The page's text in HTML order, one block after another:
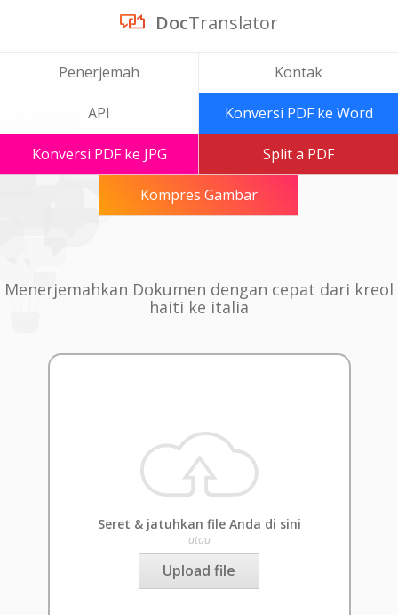
DocTranslator
Penerjemah Kontak
API Konversi PDF ke Word
Konversi PDF ke JPG Split a PDF
Kompres Gambar
Menerjemahkan Dokumen dengan cepat dari kreol
haiti ke italia
Seret & jatuhkan file Anda di sini
atau
Upload file